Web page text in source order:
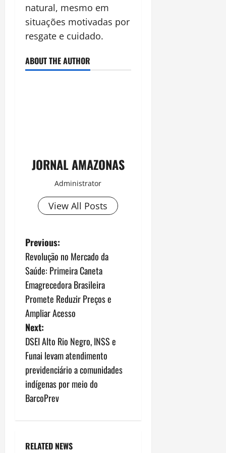
natural, mesmo em
situações motivadas por
resgate e cuidado.
ABOUT THE AUTHOR
JORNAL AMAZONAS
Administrator
View All Posts
P
o
s
t
n
a
v
i
Previous:
Revolução no Mercado da
Saúde: Primeira Caneta
Emagrecedora Brasileira
Promete Reduzir Preços e
Ampliar Acesso
Next:
DSEI Alto Rio Negro, INSS e
Funai levam atendimento
previdenciário a comunidades
indígenas por meio do
BarcoPrev
RELATED NEWS